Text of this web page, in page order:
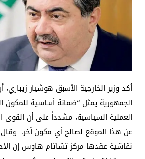
أكد وزير الخارجية الأسبق هوشيار
الجمهورية يمثل “ضمانة أساسية للمكون
العملية السياسية، مشدداً على أن القوى
عن هذا الموقع لصالح أي مكون آخر. وقال
نقاشية عقدها مركز تشاتام هاوس إن